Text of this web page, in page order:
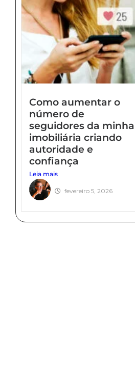
Parcerias locais
realmente ajudam
nas vendas?
O que é
copywriting e
como pode
transformar um
anúncio?
Como organizar o
marketing de uma
imobiliária para gerar
confiança antes da
venda
Como aumentar
faturamento da
Como aumentar o
número de
seguidores da minha
imobiliária criando
autoridade e
confiança
Leia mais
fevereiro 5, 2026